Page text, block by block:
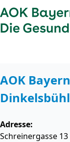
AOK
Dinkelsbühl
Adresse:
Schreinergasse 13